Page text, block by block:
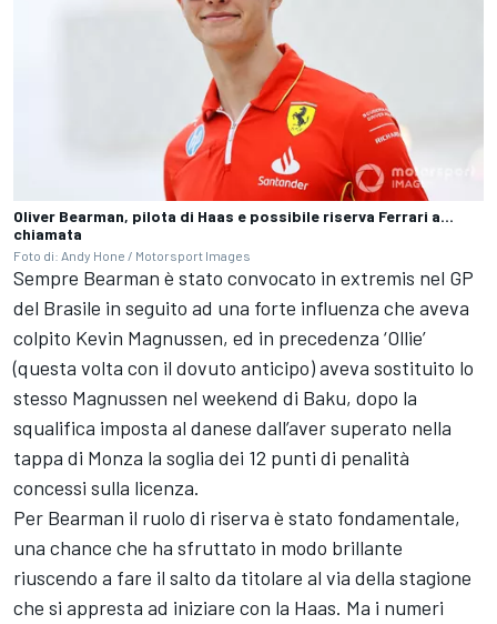
Oliver Bearman, pilota di Haas e possibile riserva Ferrari a...
chiamata
Foto di: Andy Hone / Motorsport Images
Sempre Bearman è stato convocato in extremis nel GP
del Brasile in seguito ad una forte influenza che aveva
colpito Kevin Magnussen, ed in precedenza ‘Ollie’
(questa volta con il dovuto anticipo) aveva sostituito lo
stesso Magnussen nel weekend di Baku, dopo la
squalifica imposta al danese dall’aver superato nella
tappa di Monza la soglia dei 12 punti di penalità
concessi sulla licenza.
Per Bearman il ruolo di riserva è stato fondamentale,
una chance che ha sfruttato in modo brillante
riuscendo a fare il salto da titolare al via della stagione
che si appresta ad iniziare con la Haas. Ma i numeri